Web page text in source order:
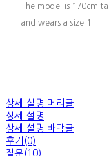
The model is 170cm tall
and wears a size 1
상세 설명 머리글
상세 설명
상세 설명 바닥글
후기(0)
질문(10)